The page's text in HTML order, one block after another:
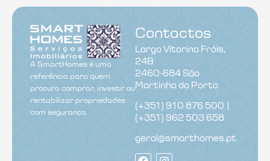
e
a
Tradição
das
Terras!
A SmartHomes é uma
referência para quem
procura comprar, investir ou
rentabilizar propriedades
com segurança.
Contactos
Largo Vitorino Fróis,
24B
2460-684 São
Martinho do Porto
(+351) 910 876 500 |
(+351) 962 503 658
geral@smarthomes.pt
F I